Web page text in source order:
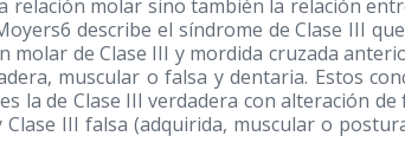
relación molar sino también la relación
describe el síndrome de Clase III
de Clase III y mordida cruzada
muscular o falsa y dentaria. Estos
la de Clase III verdadera con alteración
III falsa (adquirida, muscular o